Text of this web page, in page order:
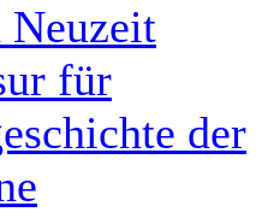
Neuzeit
für
der